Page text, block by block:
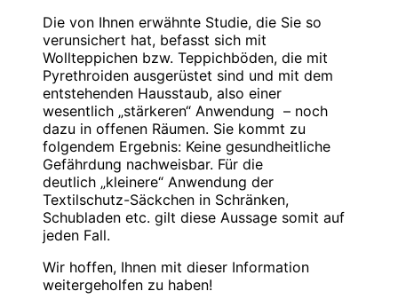
Die von Ihnen erwähnte Studie, die Sie so
verunsichert hat, befasst sich mit
Wollteppichen bzw. Teppichböden, die mit
Pyrethroiden ausgerüstet sind und mit dem
entstehenden Hausstaub, also einer
wesentlich „stärkeren“ Anwendung – noch
dazu in offenen Räumen. Sie kommt zu
folgendem Ergebnis: Keine gesundheitliche
Gefährdung nachweisbar. Für die
deutlich „kleinere“ Anwendung der
Textilschutz-Säckchen in Schränken,
Schubladen etc. gilt diese Aussage somit auf
jeden Fall.
Wir hoffen, Ihnen mit dieser Information
weitergeholfen zu haben!